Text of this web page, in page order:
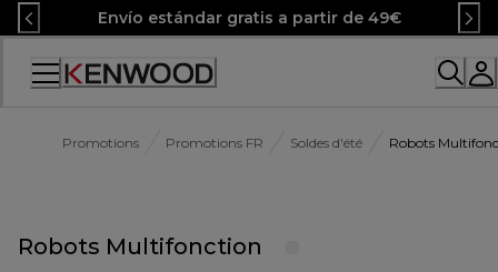
Skip
to
Content
Envío estándar gratis a partir de 49€
Accessibility
Promotions Promotions FR Soldes d'été Robots
Robots Multifonction